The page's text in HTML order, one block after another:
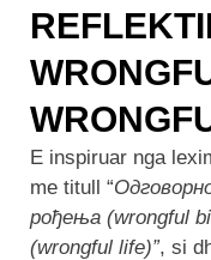
E inspiruar nga
me titull “
рођења (wrongful
(wrongful life)”, si